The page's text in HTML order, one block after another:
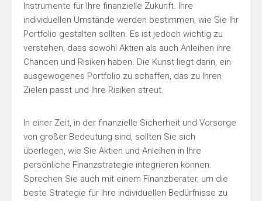
Instrumente für Ihre finanzielle Zukunft. Ihre
individuellen Umstände werden bestimmen, wie Sie Ihr
Portfolio gestalten sollten. Es ist jedoch wichtig zu
verstehen, dass sowohl Aktien als auch Anleihen ihre
Chancen und Risiken haben. Die Kunst liegt darin, ein
ausgewogenes Portfolio zu schaffen, das zu Ihren
Zielen passt und Ihre Risiken streut.
In einer Zeit, in der finanzielle Sicherheit und Vorsorge
von großer Bedeutung sind, sollten Sie sich
überlegen, wie Sie Aktien und Anleihen in Ihre
persönliche Finanzstrategie integrieren können.
Sprechen Sie auch mit einem Finanzberater, um die
beste Strategie für Ihre individuellen Bedürfnisse zu